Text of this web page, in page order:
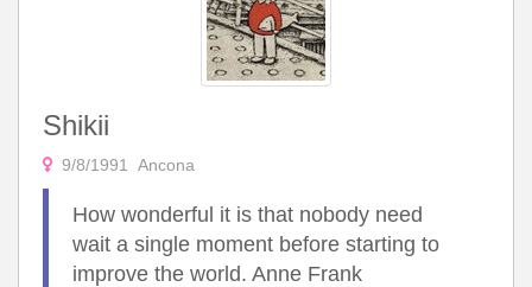
Shikii
9/8/1991 Ancona
How wonderful it is that nobody need
wait a single moment before starting to
improve the world. Anne Frank